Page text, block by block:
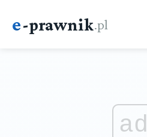
e-prawnik.pl
ad